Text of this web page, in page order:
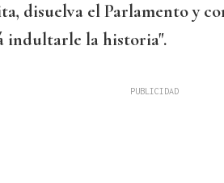
disuelva el Parlamento y
indultarle la historia".